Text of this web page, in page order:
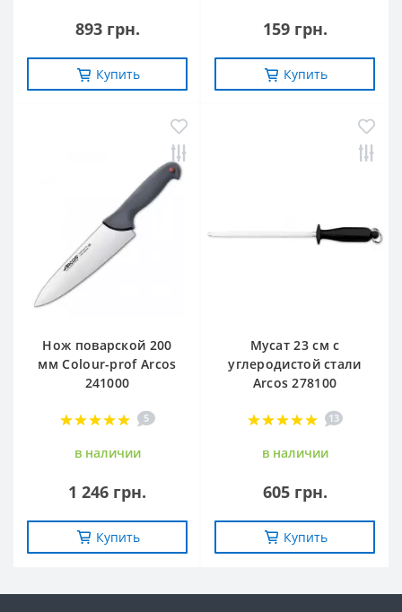
893 грн.
Купить
159 грн.
Купить
Нож поварской 200
мм Сolour-prof Arcos
241000
5
в наличии
1 246 грн.
Купить
Мусат 23 см с
углеродистой стали
Arcos 278100
13
в наличии
605 грн.
Купить